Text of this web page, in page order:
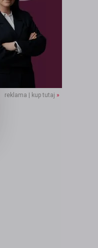
reklama | kup tutaj »